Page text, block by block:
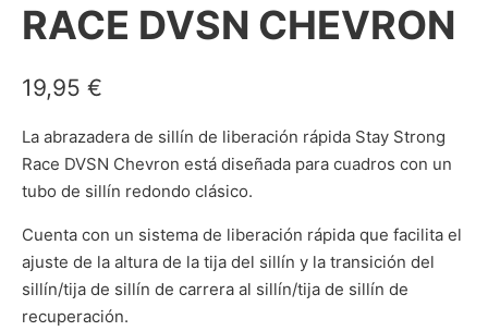
RACE DVSN CHEVRON
19,95 €
La abrazadera de sillín de liberación rápida Stay Strong
Race DVSN Chevron está diseñada para cuadros con un
tubo de sillín redondo clásico.
Cuenta con un sistema de liberación rápida que facilita el
ajuste de la altura de la tija del sillín y la transición del
sillín/tija de sillín de carrera al sillín/tija de sillín de
recuperación.